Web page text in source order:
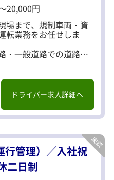
20,000円
場まで、規制車両・資
転業務をお任せしま
・一般道路での道路規
交通規制が必要な場所
ーコーン等の規制帯を
の誘導
やかに規制帯を撤去
で行動！
にいるので安心です！
、6割は警備のお仕事
ドライバー求人詳細へ
行管理）／入社祝
二日制